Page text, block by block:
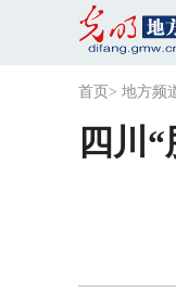
首页 > 地方频
四川